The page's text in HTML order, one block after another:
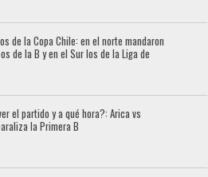
de la Copa Chile: en el norte mandaron
de la B y en el Sur los de la Liga de
el partido y a qué hora?: Arica vs
la Primera B